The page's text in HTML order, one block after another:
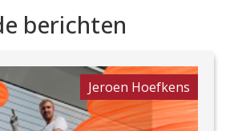
berichten
Jeroen Hoefkens